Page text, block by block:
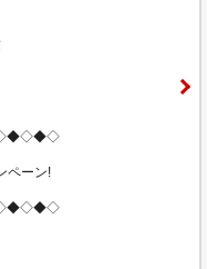
ペーン!